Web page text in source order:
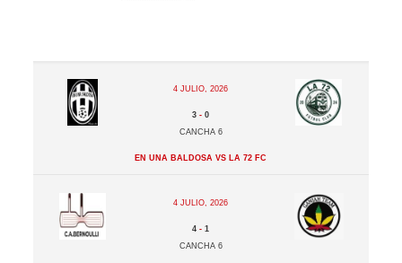
4 julio, 2026
3 -0
Cancha 6
En Una Baldosa vs La 72 FC
4 julio, 2026
4 -1
Cancha 6